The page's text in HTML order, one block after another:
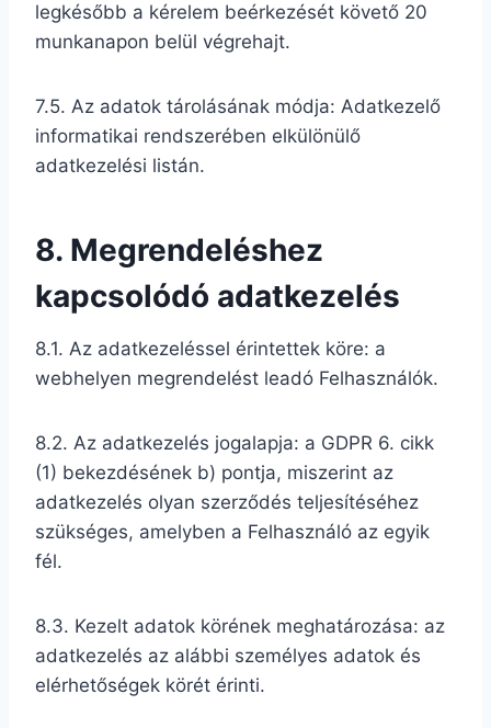
legkésőbb a kérelem beérkezését követő 20
munkanapon belül végrehajt.
7.5. Az adatok tárolásának módja: Adatkezelő
informatikai rendszerében elkülönülő
adatkezelési listán.
8. Megrendeléshez
kapcsolódó adatkezelés
8.1. Az adatkezeléssel érintettek köre: a
webhelyen megrendelést leadó Felhasználók.
8.2. Az adatkezelés jogalapja: a GDPR 6. cikk
(1) bekezdésének b) pontja, miszerint az
adatkezelés olyan szerződés teljesítéséhez
szükséges, amelyben a Felhasználó az egyik
fél.
8.3. Kezelt adatok körének meghatározása: az
adatkezelés az alábbi személyes adatok és
elérhetőségek körét érinti.